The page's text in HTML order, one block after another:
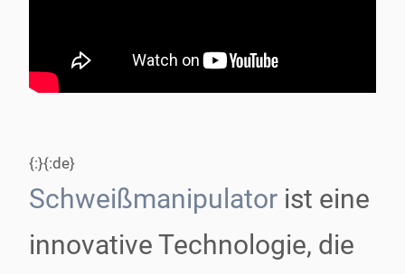
{:}{:de}
Schweißmanipulator ist eine
innovative Technologie, die